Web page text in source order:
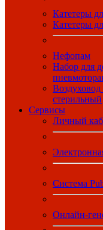
Катетеры
Катетеры
Нефопам
Набор для
стерильный
Сервисы
Личный
Система
Онлайн-